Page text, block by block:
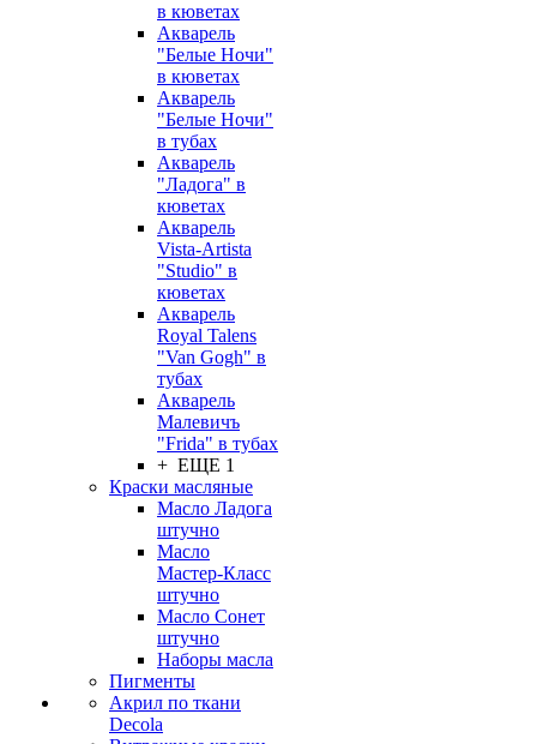
в кюветах
Акварель
"Белые Ночи"
в кюветах
Акварель
"Белые Ночи"
в тубах
Акварель
"Ладога" в
кюветах
Акварель
Vista-Artista
"Studio" в
кюветах
Акварель
Royal Talens
"Van Gogh" в
тубах
Акварель
Малевичъ
"Frida" в тубах
+ ЕЩЕ 1
Краски масляные
Масло Ладога
штучно
Масло
Мастер-Класс
штучно
Масло Сонет
штучно
Наборы масла
Пигменты
Акрил по ткани
Decola